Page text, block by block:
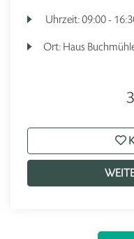
Uhrzeit:09:00 -
Ort: Haus